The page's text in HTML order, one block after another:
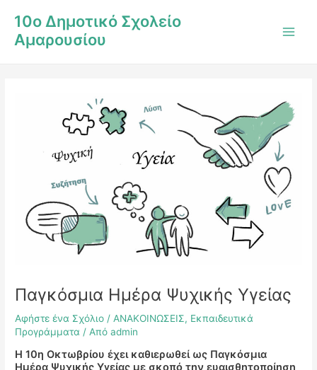
στο
περιεχόμενο
10ο Δημοτικό Σχολείο
Αμαρουσίου
Παγκόσμια Ημέρα Ψυχικής Υγείας
Αφήστε ένα Σχόλιο / ΑΝΑΚΟΙΝΩΣΕΙΣ, Εκπαιδευτικά
Προγράμματα / Απόadmin
Η 10η Οκτωβρίου έχει καθιερωθεί ως Παγκόσμια
navigation